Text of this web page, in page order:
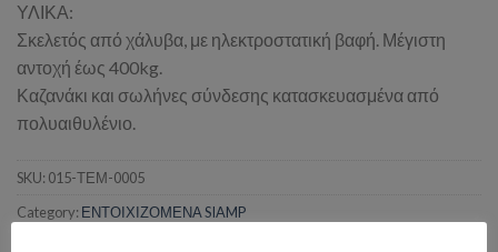
ΥΛΙΚΑ:
Σκελετός από χάλυβα, με ηλεκτροστατική βαφή. Μέγιστη
αντοχή έως 400kg.
Καζανάκι και σωλήνες σύνδεσης κατασκευασμένα από
πολυαιθυλένιο.
SKU: 015-ΤΕΜ-0005
Category: ΕΝΤΟΙΧΙΖΟΜΕΝΑ SIAMP